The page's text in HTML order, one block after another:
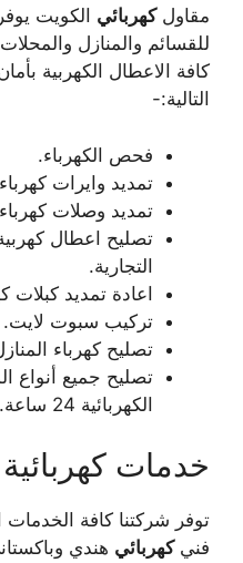
مقاولكهربائي الكويت
للقسائم والمنازل
كافة الاعطال الكهربية
التالية:-
فحص الكهرباء.
تمديد وايرات
تمديد وصلات
تصليح اعطال
التجارية.
اعادة تمديد كبلات
تركيب سبوت لايت.
تصليح كهرباء
تصليح جميع أنواع
الكهربائية 24 ساعة.
خدمات كهربائية
توفر شركتنا كافة الخدمات
فنيكهربائي هندي